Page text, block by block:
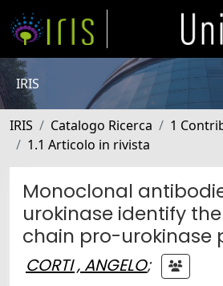
IRIS
IRIS Catalogo Ricerca
1
1.1 Articolo in rivista
Monoclonal
urokinase identify
chain pro-urokinase
CORTI , ANGELO;